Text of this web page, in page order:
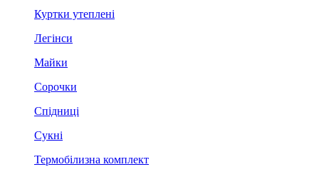
Куртки утеплені
Легінси
Майки
Сорочки
Спідниці
Сукні
Термобілизна комплект